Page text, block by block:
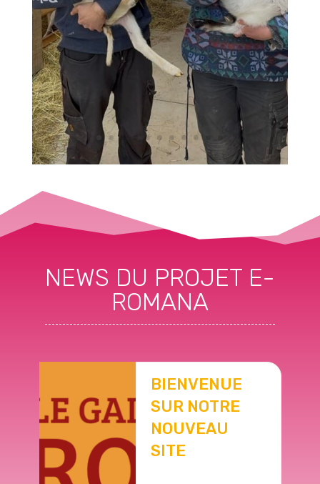
NEWS DU PROJET E-
ROMANA
BIENVENUE
SUR NOTRE
NOUVEAU
SITE